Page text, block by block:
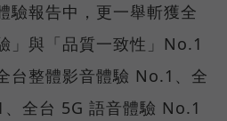
驗報告中，更一舉斬獲全
」與「品質一致性」No.1
台整體影音體驗 No.1、全
全台 5G 語音體驗 No.1